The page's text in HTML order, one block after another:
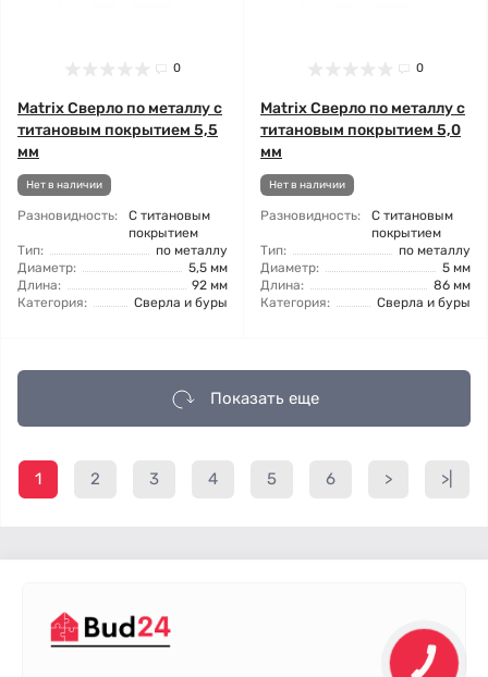
0
Matrix Сверло по металлу с
титановым покрытием 5,5
мм
Нет в наличии
Разновидность:
С титановым
покрытием
Тип:
по металлу
Диаметр:
5,5 мм
Длина:
92 мм
Категория:
Сверла и буры
0
Matrix Сверло по металлу с
титановым покрытием 5,0
мм
Нет в наличии
Разновидность:
С титановым
покрытием
Тип:
по металлу
Диаметр:
5 мм
Длина:
86 мм
Категория:
Сверла и буры
Показать еще
1 2 3 4 5 6 > >|